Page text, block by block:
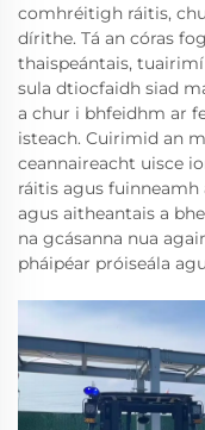
comhréitigh ráitis,
dírithe. Tá an córas
thaispeántais,
sula dtiocfaidh siad
a chur i bhfeidhm ar
isteach. Cuirimid an
ceannaireacht uisce
ráitis agus fuinneamh
agus aitheantais a
na gcásanna nua
pháipéar próiseála